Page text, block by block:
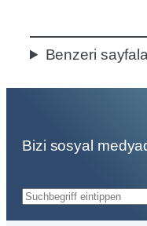
Benzeri
Bizi sosyal
A
r